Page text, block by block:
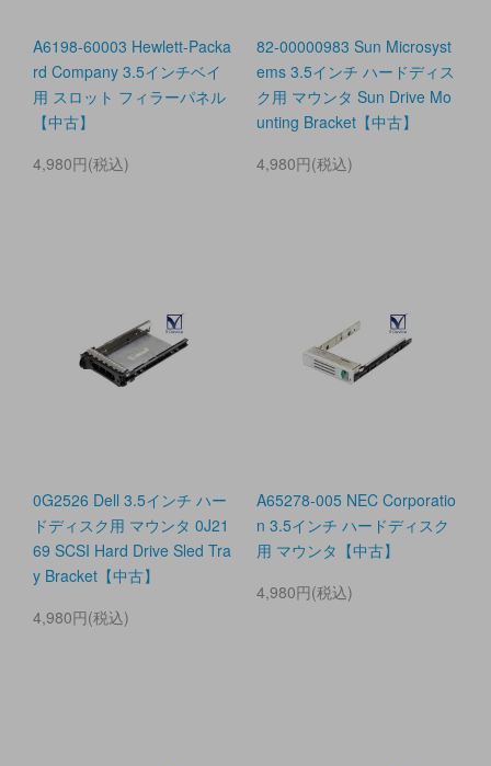
A6198-60003 Hewlett-Packa
rd Company 3.5インチベイ
用 スロット フィラーパネル
【中古】
4,980円(税込)
82-00000983 Sun Microsyst
ems 3.5インチ ハードディス
ク用 マウンタ Sun Drive Mo
unting Bracket【中古】
4,980円(税込)
0G2526 Dell 3.5インチ ハー
ドディスク用 マウンタ 0J21
69 SCSI Hard Drive Sled Tra
y Bracket【中古】
4,980円(税込)
A65278-005 NEC Corporatio
n 3.5インチ ハードディスク
用 マウンタ【中古】
4,980円(税込)